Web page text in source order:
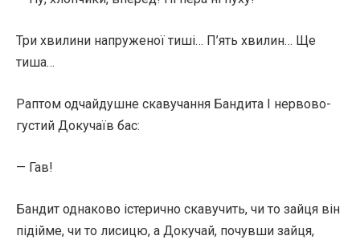
Три хвилини напруженої тиші… П’ять хвилин… Ще
тиша…
Раптом одчайдушне скавучання Бандита І нервово-
густий Докучаїв бас:
— Гав!
Бандит однаково істерично скавучить, чи то зайця він
підійме, чи то лисицю, а Докучай, почувши зайця,